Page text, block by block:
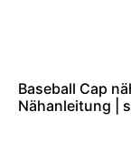
Baseball Cap
Nähanleitung |